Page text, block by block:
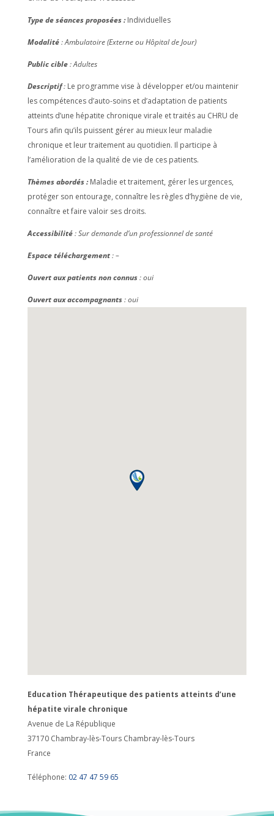
Type de séances proposées :Individuelles
Modalité: Ambulatoire (Externe ou Hôpital de Jour)
Public cible: Adultes
Descriptif: Le programme vise à développer et/ou maintenir
les compétences d’auto-soins et d’adaptation de patients
atteints d’une hépatite chronique virale et traités au CHRU de
Tours afin qu’ils puissent gérer au mieux leur maladie
chronique et leur traitement au quotidien. Il participe à
l’amélioration de la qualité de vie de ces patients.
Thèmes abordés :Maladie et traitement, gérer les urgences,
protéger son entourage, connaître les règles d’hygiène de vie,
connaître et faire valoir ses droits.
Accessibilité: Sur demande d’un professionnel de santé
Espace téléchargement: –
Ouvert aux patients non connus: oui
Ouvert aux accompagnants: oui
Education Thérapeutique des patients atteints d’une
hépatite virale chronique
Avenue de La République
37170 Chambray-lès-Tours Chambray-lès-Tours
France
Téléphone: 02 47 47 59 65